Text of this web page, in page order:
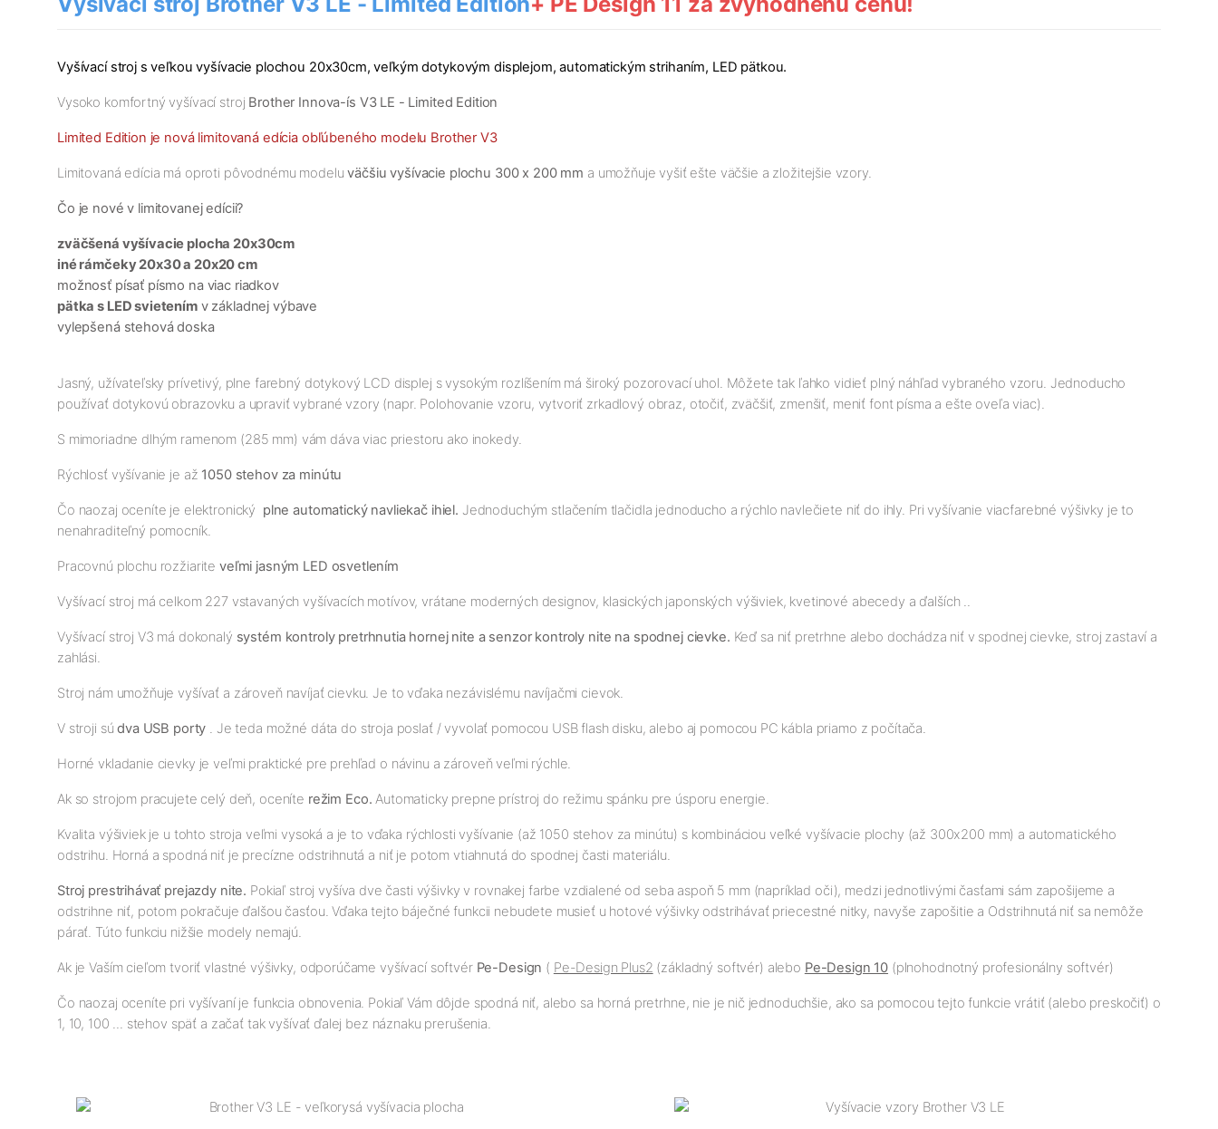
Vyšívací stroj s veľkou vyšívacie plochou 20x30cm, veľkým dotykovým displejom, automatickým strihaním, LED pätkou.
Vysoko komfortný vyšívací stroj Brother Innova-ís V3 LE - Limited Edition
Limited Edition je nová limitovaná edícia obľúbeného modelu Brother V3
Limitovaná edícia má oproti pôvodnému modeluväčšiu vyšívacie plochu 300 x 200 mm a umožňuje vyšiť ešte väčšie a zložitejšie vzory.
Čo je nové v limitovanej edícii?
zväčšená vyšívacie plocha 20x30cm
iné rámčeky 20x30 a 20x20 cm
možnosť písať písmo na viac riadkov
pätka s LED svietenímv základnej výbave
vylepšená stehová doska
Jasný, užívateľsky prívetivý, plne farebný dotykový LCD displej s vysokým rozlíšením má široký pozorovací uhol. Môžete tak ľahko vidieť plný náhľad vybraného vzoru. Jednoducho
používať dotykovú obrazovku a upraviť vybrané vzory (napr. Polohovanie vzoru, vytvoriť zrkadlový obraz, otočiť, zväčšiť, zmenšiť, meniť font písma a ešte oveľa viac).
S mimoriadne dlhým ramenom (285 mm) vám dáva viac priestoru ako inokedy.
Rýchlosť vyšívanie je až 1050 stehov za minútu
Čo naozaj oceníte je elektronický plne automatický navliekač ihiel. Jednoduchým stlačením tlačidla jednoducho a rýchlo navlečiete niť do ihly. Pri vyšívanie viacfarebné výšivky je to
nenahraditeľný pomocník.
Pracovnú plochu rozžiariteveľmi jasným LED osvetlením
Vyšívací stroj má celkom 227 vstavaných vyšívacích motívov, vrátane moderných designov, klasických japonských výšiviek, kvetinové abecedy a ďalších ..
Vyšívací stroj V3 má dokonalý systém kontroly pretrhnutia hornej nite a senzor kontroly nite na spodnej cievke. Keď sa niť pretrhne alebo dochádza niť v spodnej cievke, stroj zastaví a
zahlási.
Stroj nám umožňuje vyšívať a zároveň navíjať cievku. Je to vďaka nezávislému navíjačmi cievok.
V stroji súdva USB porty . Je teda možné dáta do stroja poslať / vyvolať pomocou USB flash disku, alebo aj pomocou PC kábla priamo z počítača.
Horné vkladanie cievky je veľmi praktické pre prehľad o návinu a zároveň veľmi rýchle.
Ak so strojom pracujete celý deň, oceníte režim Eco. Automaticky prepne prístroj do režimu spánku pre úsporu energie.
Kvalita výšiviek je u tohto stroja veľmi vysoká a je to vďaka rýchlosti vyšívanie (až 1050 stehov za minútu) s kombináciou veľké vyšívacie plochy (až 300x200 mm) a automatického
odstrihu. Horná a spodná niť je precízne odstrihnutá a niť je potom vtiahnutá do spodnej časti materiálu.
Stroj prestrihávať prejazdy nite. Pokiaľ stroj vyšíva dve časti výšivky v rovnakej farbe vzdialené od seba aspoň 5 mm (napríklad oči), medzi jednotlivými časťami sám zapošijeme a
odstrihne niť, potom pokračuje ďalšou časťou. Vďaka tejto báječné funkcii nebudete musieť u hotové výšivky odstrihávať priecestné nitky, navyše zapošitie a Odstrihnutá niť sa nemôže
párať. Túto funkciu nižšie modely nemajú.
Ak je Vaším cieľom tvoriť vlastné výšivky, odporúčame vyšívací softvér Pe-Design ( Pe-Design Plus2 (základný softvér) alebo Pe-Design 10 (plnohodnotný profesionálny softvér)
Čo naozaj oceníte pri vyšívaní je funkcia obnovenia. Pokiaľ Vám dôjde spodná niť, alebo sa horná pretrhne, nie je nič jednoduchšie, ako sa pomocou tejto funkcie vrátiť (alebo preskočiť) o
1, 10, 100 ... stehov späť a začať tak vyšívať ďalej bez náznaku prerušenia.